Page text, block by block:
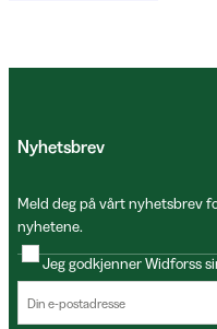
Nyhetsbrev
Meld deg på vårt nyhetsbrev
nyhetene.
Jeg godkjenner Widforss